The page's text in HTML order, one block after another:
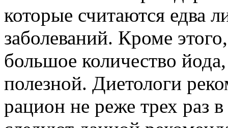
которые считаются едва
заболеваний. Кроме
большое количество
полезной. Диетологи
рацион не реже трех раз